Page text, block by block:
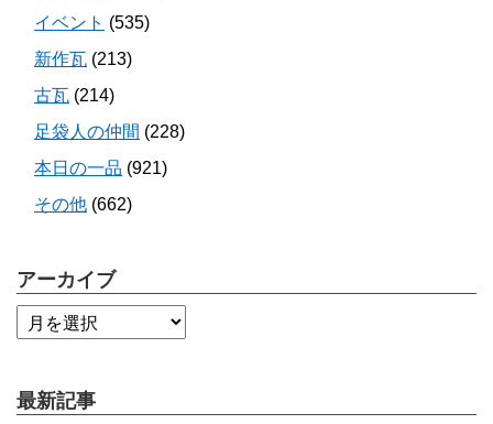
イベント (535)
新作瓦 (213)
古瓦 (214)
足袋人の仲間 (228)
本日の一品 (921)
その他 (662)
アーカイブ
最新記事